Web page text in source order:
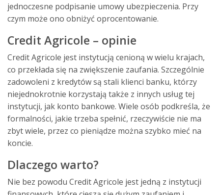
jednoczesne podpisanie umowy ubezpieczenia. Przy
czym może ono obniżyć oprocentowanie.
Credit Agricole – opinie
Credit Agricole jest instytucją cenioną w wielu krajach,
co przekłada się na zwiększenie zaufania. Szczególnie
zadowoleni z kredytów są stali klienci banku, którzy
niejednokrotnie korzystają także z innych usług tej
instytucji, jak konto bankowe. Wiele osób podkreśla, że
formalności, jakie trzeba spełnić, rzeczywiście nie ma
zbyt wiele, przez co pieniądze można szybko mieć na
koncie.
Dlaczego warto?
Nie bez powodu Credit Agricole jest jedną z instytucji